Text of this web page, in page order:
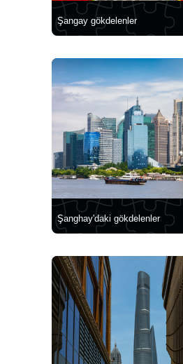
Şangay gökdelenler
Şanghay'daki gökdelenler